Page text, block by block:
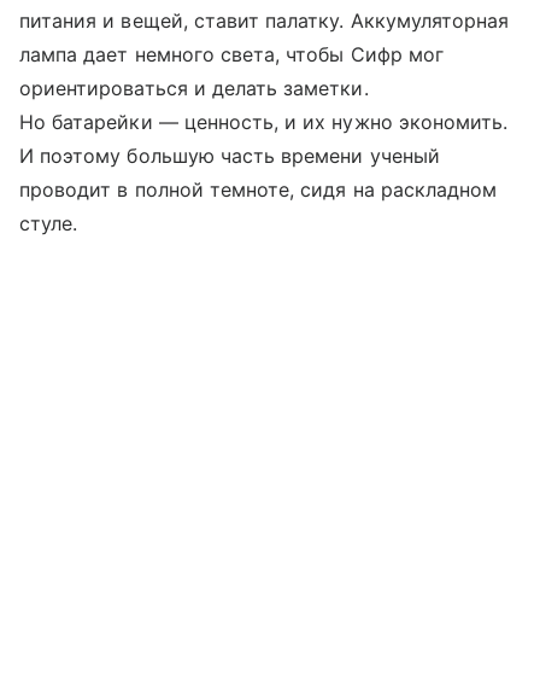
питания и вещей, ставит палатку. Аккумуляторная
лампа дает немного света, чтобы Сифр мог
ориентироваться и делать заметки.
Но батарейки — ценность, и их нужно экономить.
И поэтому большую часть времени ученый
проводит в полной темноте, сидя на раскладном
стуле.